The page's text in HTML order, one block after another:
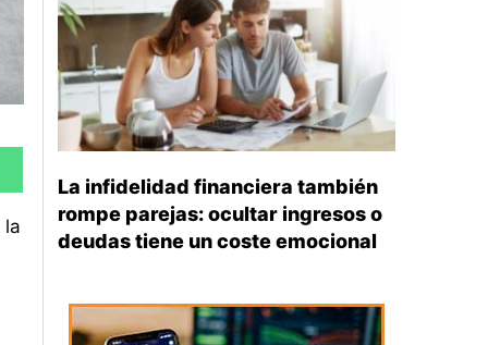
la
La infidelidad financiera también
rompe parejas: ocultar ingresos o
deudas tiene un coste emocional